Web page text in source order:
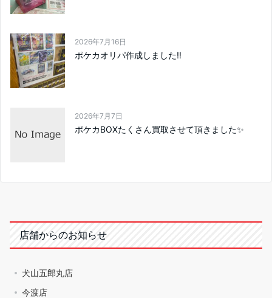
2026年7月16日
ポケカオリパ作成しました‼️
2026年7月7日
ポケカBOXたくさん買取させて頂きました✨
店舗からのお知らせ
犬山五郎丸店
今渡店